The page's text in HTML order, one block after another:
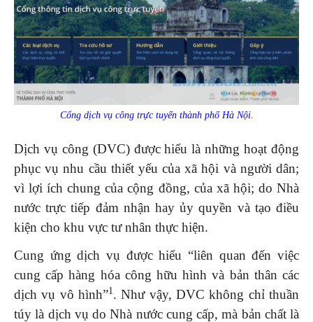
Cổng dịch vụ công trực tuyến thành phố Hà Nội.
Dịch vụ công (DVC) được hiểu là những hoạt động
phục vụ nhu cầu thiết yếu của xã hội và người dân;
vì lợi ích chung của cộng đồng, của xã hội; do Nhà
nước trực tiếp đảm nhận hay ủy quyền và tạo điều
kiện cho khu vực tư nhân thực hiện.
Cung ứng dịch vụ được hiểu “liên quan đến việc
cung cấp hàng hóa công hữu hình và bản thân các
dịch vụ vô hình”1 . Như vậy, DVC không chỉ thuần
túy là dịch vụ do Nhà nước cung cấp, mà bản chất là